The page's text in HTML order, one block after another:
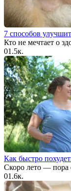
7 способов
Кто не мечтает о
01.5к.
Как быстро
Скоро лето — пора
01.6к.